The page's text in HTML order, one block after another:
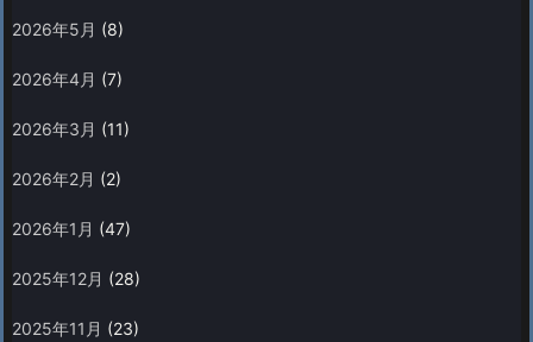
2026年5月 (8)
2026年4月 (7)
2026年3月 (11)
2026年2月 (2)
2026年1月 (47)
2025年12月 (28)
2025年11月 (23)